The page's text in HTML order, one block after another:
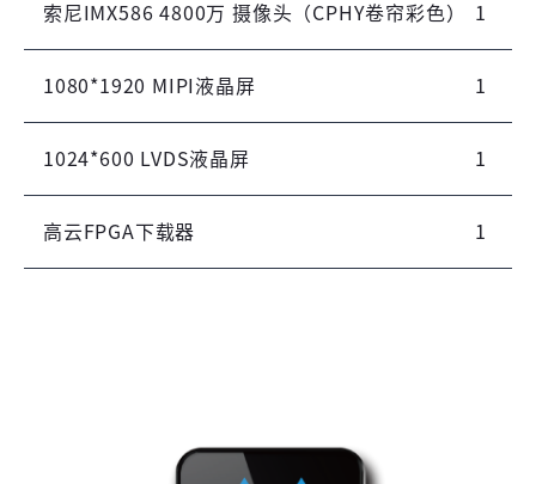
索尼IMX586 4800万 摄像头（CPHY卷帘彩色） 1
1080*1920 MIPI液晶屏 1
1024*600 LVDS液晶屏 1
高云FPGA下载器 1